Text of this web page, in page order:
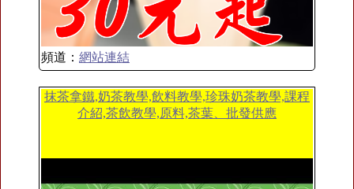
頻道： 網站連結
抹茶拿鐵,奶茶教學,飲料教學,珍珠奶茶教學,課程
介紹,茶飲教學,原料,茶葉、批發供應